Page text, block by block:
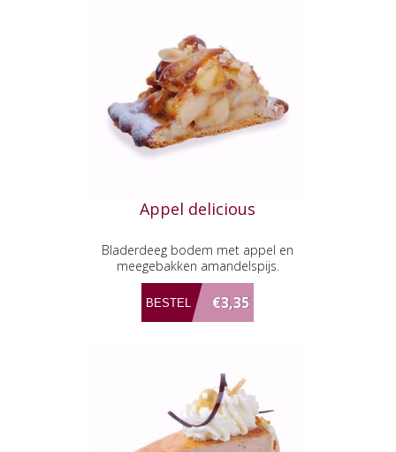
Appel delicious
Bladerdeeg bodem met appel en
meegebakken amandelspijs.
€3,35